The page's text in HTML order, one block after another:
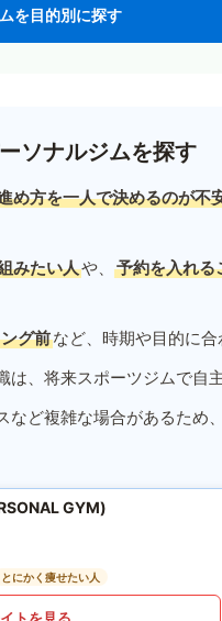
を目的別に探す
ソナルジムを探す
め方を一人で決めるのが不
みたい人や、 予約を入れる
グ前など、時期や目的に合
は、将来スポーツジムで自
など複雑な場合があるため
GYM)
とにかく痩せたい人